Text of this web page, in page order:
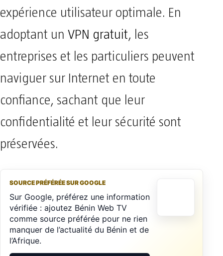
expérience utilisateur optimale. En
adoptant un VPN gratuit, les
entreprises et les particuliers peuvent
naviguer sur Internet en toute
confiance, sachant que leur
confidentialité et leur sécurité sont
préservées.
SOURCE PRÉFÉRÉE SUR GOOGLE
Sur Google, préférez une information
vérifiée : ajoutez Bénin Web TV
comme source préférée pour ne rien
manquer de l’actualité du Bénin et de
l’Afrique.